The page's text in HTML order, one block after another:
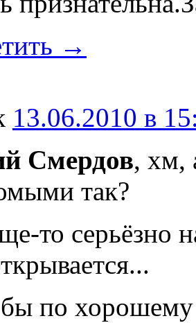
→
13.06.2010 в
Смердов, хм,
так?
то серьёзно
по хорошему